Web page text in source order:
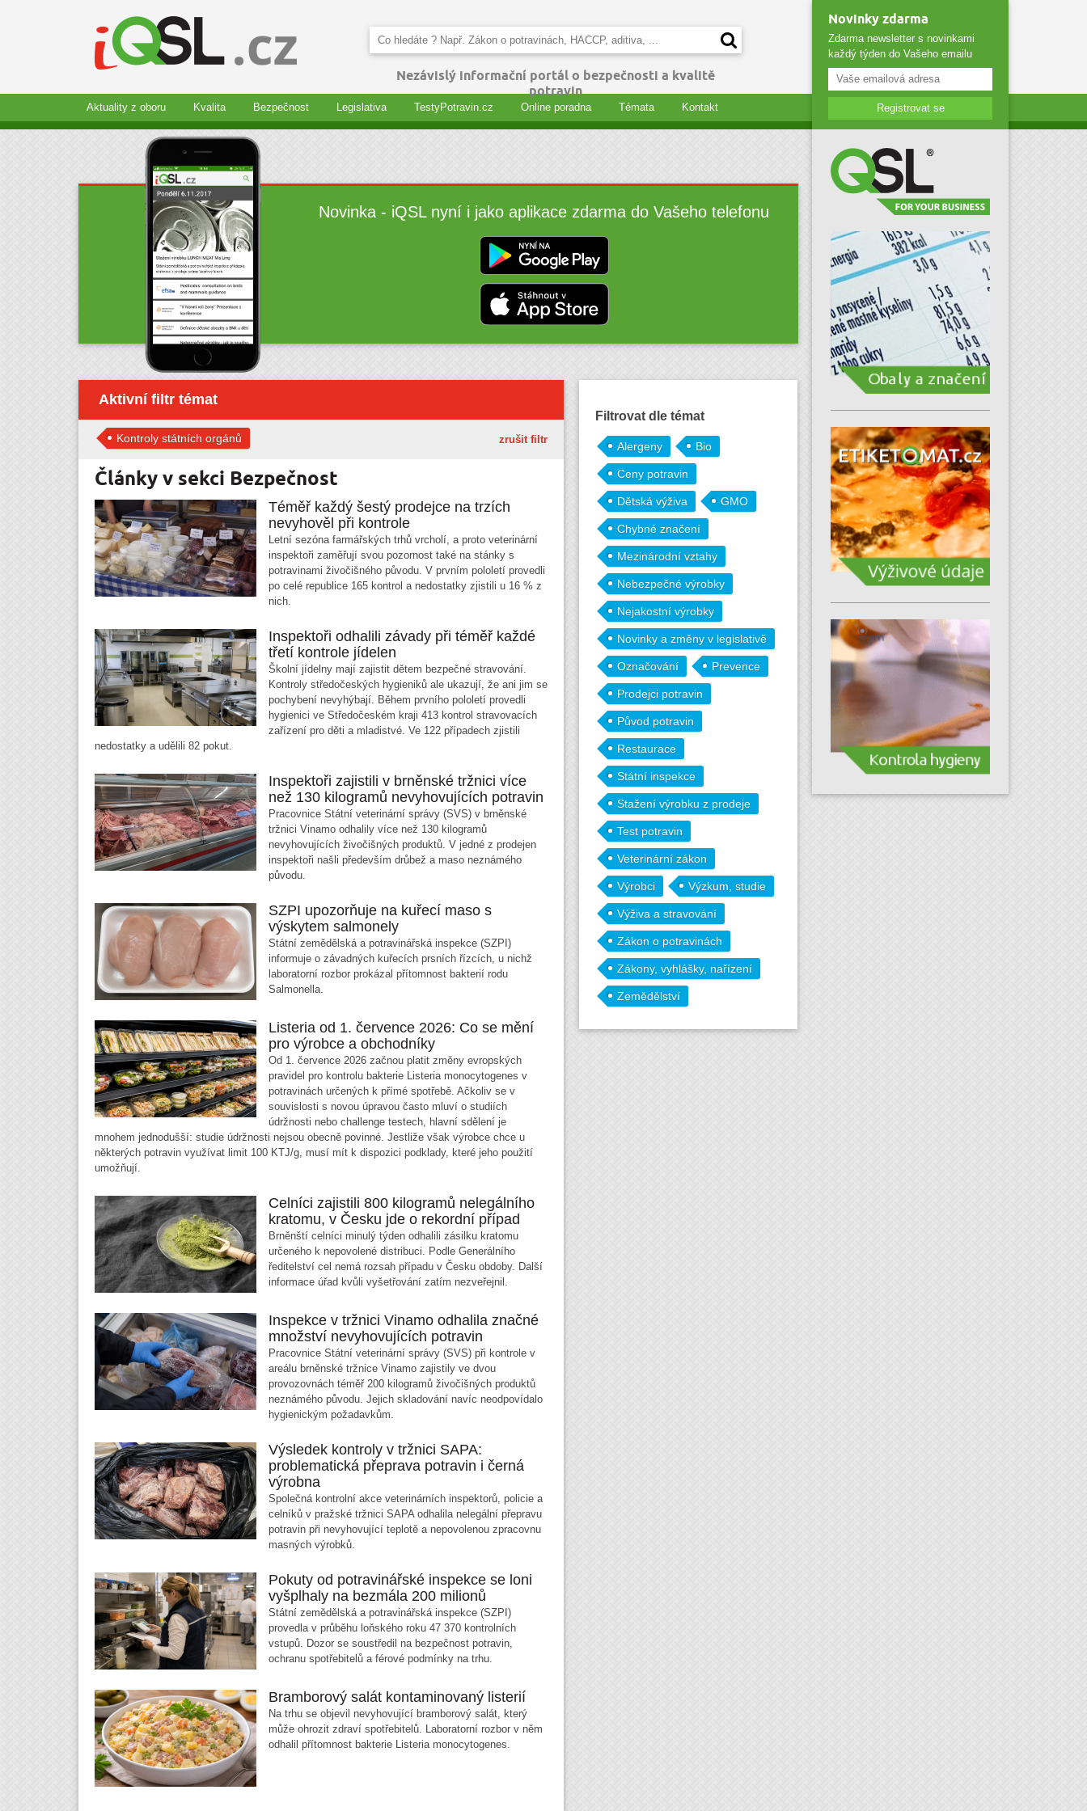
Nezávislý informační portál o bezpečnosti a kvalitě
potravin
Aktuality z oboru Kvalita Bezpečnost Legislativa TestyPotravin.cz Online poradna Témata Kontakt
Novinka - iQSL nyní i jako aplikace zdarma do Vašeho telefonu
Aktivní filtr témat
zrušit filtr
Kontroly státních orgánů
Články v sekci Bezpečnost
Téměř každý šestý prodejce na trzích
nevyhověl při kontrole
Letní sezóna farmářských trhů vrcholí, a proto veterinární
inspektoři zaměřují svou pozornost také na stánky s
potravinami živočišného původu. V prvním pololetí provedli
po celé republice 165 kontrol a nedostatky zjistili u 16 % z
nich.
Inspektoři odhalili závady při téměř každé
třetí kontrole jídelen
Školní jídelny mají zajistit dětem bezpečné stravování.
Kontroly středočeských hygieniků ale ukazují, že ani jim se
pochybení nevyhýbají. Během prvního pololetí provedli
hygienici ve Středočeském kraji 413 kontrol stravovacích
zařízení pro děti a mladistvé. Ve 122 případech zjistili
nedostatky a udělili 82 pokut.
Inspektoři zajistili v brněnské tržnici více
než 130 kilogramů nevyhovujících potravin
Pracovnice Státní veterinární správy (SVS) v brněnské
tržnici Vinamo odhalily více než 130 kilogramů
nevyhovujících živočišných produktů. V jedné z prodejen
inspektoři našli především drůbež a maso neznámého
původu.
SZPI upozorňuje na kuřecí maso s
výskytem salmonely
Státní zemědělská a potravinářská inspekce (SZPI)
informuje o závadných kuřecích prsních řízcích, u nichž
laboratorní rozbor prokázal přítomnost bakterií rodu
Salmonella.
Listeria od 1. července 2026: Co se mění
pro výrobce a obchodníky
Od 1. července 2026 začnou platit změny evropských
pravidel pro kontrolu bakterie Listeria monocytogenes v
potravinách určených k přímé spotřebě. Ačkoliv se v
souvislosti s novou úpravou často mluví o studiích
údržnosti nebo challenge testech, hlavní sdělení je
mnohem jednodušší: studie údržnosti nejsou obecně povinné. Jestliže však výrobce chce u
některých potravin využívat limit 100 KTJ/g, musí mít k dispozici podklady, které jeho použití
umožňují.
Celníci zajistili 800 kilogramů nelegálního
kratomu, v Česku jde o rekordní případ
Brněnští celníci minulý týden odhalili zásilku kratomu
určeného k nepovolené distribuci. Podle Generálního
ředitelství cel nemá rozsah případu v Česku obdoby. Další
informace úřad kvůli vyšetřování zatím nezveřejnil.
Inspekce v tržnici Vinamo odhalila značné
množství nevyhovujících potravin
Pracovnice Státní veterinární správy (SVS) při kontrole v
areálu brněnské tržnice Vinamo zajistily ve dvou
provozovnách téměř 200 kilogramů živočišných produktů
neznámého původu. Jejich skladování navíc neodpovídalo
hygienickým požadavkům.
Výsledek kontroly v tržnici SAPA:
problematická přeprava potravin i černá
výrobna
Společná kontrolní akce veterinárních inspektorů, policie a
celníků v pražské tržnici SAPA odhalila nelegální přepravu
potravin při nevyhovující teplotě a nepovolenou zpracovnu
masných výrobků.
Pokuty od potravinářské inspekce se loni
vyšplhaly na bezmála 200 milionů
Státní zemědělská a potravinářská inspekce (SZPI)
provedla v průběhu loňského roku 47 370 kontrolních
vstupů. Dozor se soustředil na bezpečnost potravin,
ochranu spotřebitelů a férové podmínky na trhu.
Bramborový salát kontaminovaný listerií
Na trhu se objevil nevyhovující bramborový salát, který
může ohrozit zdraví spotřebitelů. Laboratorní rozbor v něm
odhalil přítomnost bakterie Listeria monocytogenes.
Filtrovat dle témat
Alergeny Bio
Ceny potravin
Dětská výživa GMO
Chybné značení
Mezinárodní vztahy
Nebezpečné výrobky
Nejakostní výrobky
Novinky a změny v legislativě
Označování Prevence
Prodejci potravin
Původ potravin
Restaurace
Státní inspekce
Stažení výrobku z prodeje
Test potravin
Veterinární zákon
Výrobci Výzkum, studie
Výživa a stravování
Zákon o potravinách
Zákony, vyhlášky, nařízení
Zemědělství
Novinky zdarma
Zdarma newsletter s novinkami
každý týden do Vašeho emailu
Registrovat se